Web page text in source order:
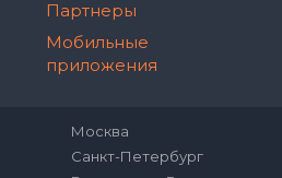
Партнеры
Мобильные
приложения
Москва
Санкт-Петербург